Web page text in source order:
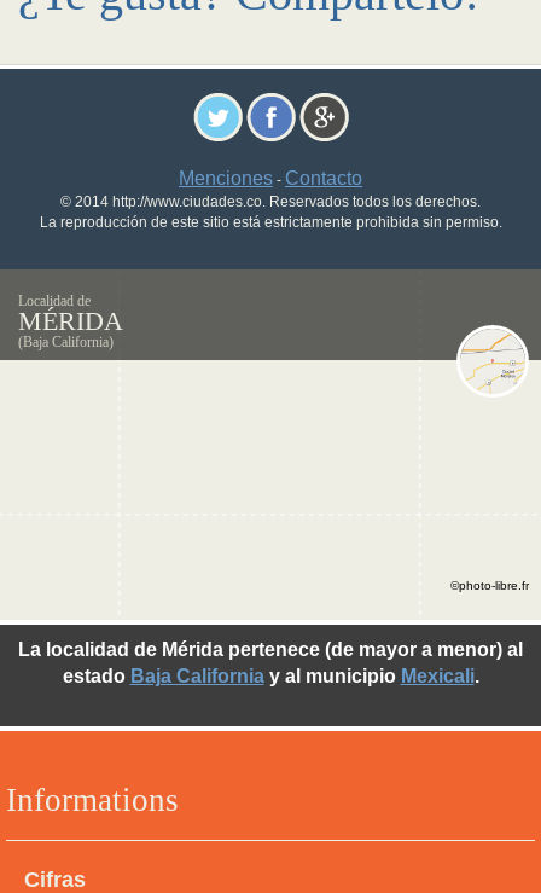
Menciones - Contacto
© 2014 http://www.ciudades.co. Reservados todos los derechos.
La reproducción de este sitio está estrictamente prohibida sin permiso.
Localidad de
MÉRIDA
(Baja California)
Informations
Cifras
La localidad de Mérida pertenece (de mayor a menor) al
estado Baja Californiay al municipio Mexicali.
©photo-libre.fr